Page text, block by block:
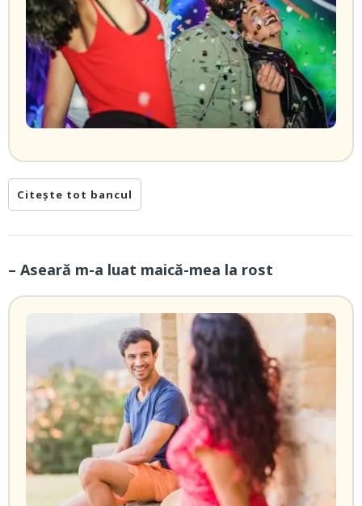
Citește tot bancul
– Aseară m-a luat maică-mea la rost